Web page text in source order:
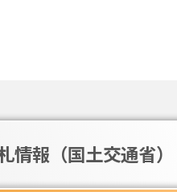
情報（国土交通省）